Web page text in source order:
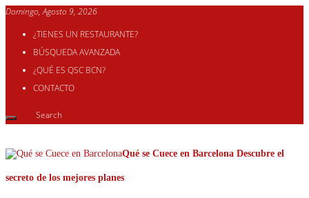
Domingo, Agosto 9, 2026
¿TIENES UN RESTAURANTE?
BÚSQUEDA AVANZADA
¿QUÉ ES QSC BCN?
CONTACTO
Qué se Cuece en Barcelona Descubre el
secreto de los mejores planes